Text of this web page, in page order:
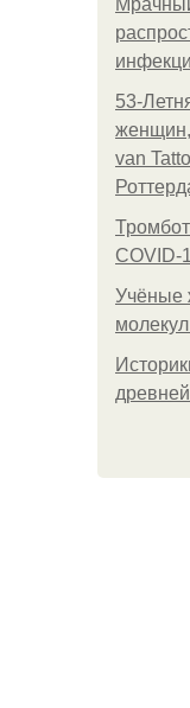
53-
van
COVID-
Учёные